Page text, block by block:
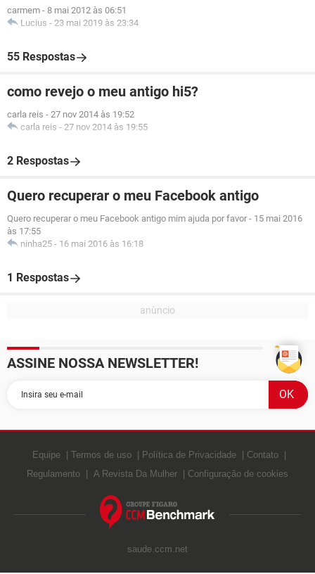
carmem - 8 mai 2012 às 06:51
Lucius - 23 mai 2019 às 23:34
55 Respostas
como revejo o meu antigo hi5?
carla reis - 27 nov 2014 às 19:52
carla reis - 27 nov 2014 às 19:55
2 Respostas
Quero recuperar o meu Facebook antigo
Quero recuperar o meu Facebook antigo mim ajuda por favor - 15 mai 2016
às 17:55
ninha25 - 16 mai 2016 às 16:18
1 Respostas
ASSINE NOSSA NEWSLETTER!
Equipe Termos de uso Política de Privacidade
Contato
Regulamento
A Revista Da Mulher Configuração de cookies
saude.ccm.net